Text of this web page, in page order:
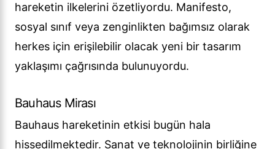
hareketin ilkelerini özetliyordu. Manifesto,
sosyal sınıf veya zenginlikten bağımsız olarak
herkes için erişilebilir olacak yeni bir tasarım
yaklaşımı çağrısında bulunuyordu.
Bauhaus Mirası
Bauhaus hareketinin etkisi bugün hala
hissedilmektedir. Sanat ve teknolojinin birliğine